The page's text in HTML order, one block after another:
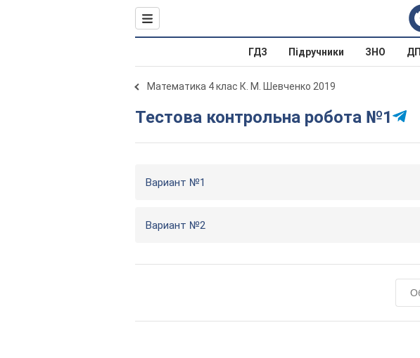
ГДЗ Підручники ЗНО
Математика 4 клас К. М. Шевченко 2019
Тестова контрольна робота №1
Вариант №1
Вариант №2